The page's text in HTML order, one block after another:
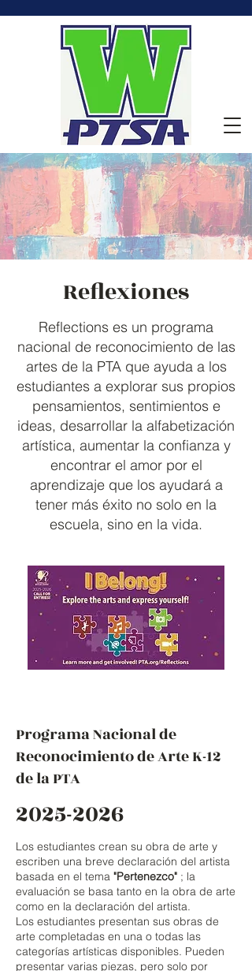
Reflexiones
Reflections es un programa
nacional de reconocimiento de las
artes de la PTA que ayuda a los
estudiantes a explorar sus propios
pensamientos, sentimientos e
ideas, desarrollar la alfabetización
artística, aumentar la confianza y
encontrar el amor por el
aprendizaje que los ayudará a
tener más éxito no solo en la
escuela, sino en la vida.
Programa Nacional de
Reconocimiento de Arte K-12
de la PTA
2025-2026
Los estudiantes crean su obra de arte y
escriben una breve declaración del artista
basada en el tema "Pertenezco" ; la
evaluación se basa tanto en la obra de arte
como en la declaración del artista.
Los estudiantes presentan sus obras de
arte completadas en una o todas las
categorías artísticas disponibles. Pueden
presentar varias piezas, pero solo por